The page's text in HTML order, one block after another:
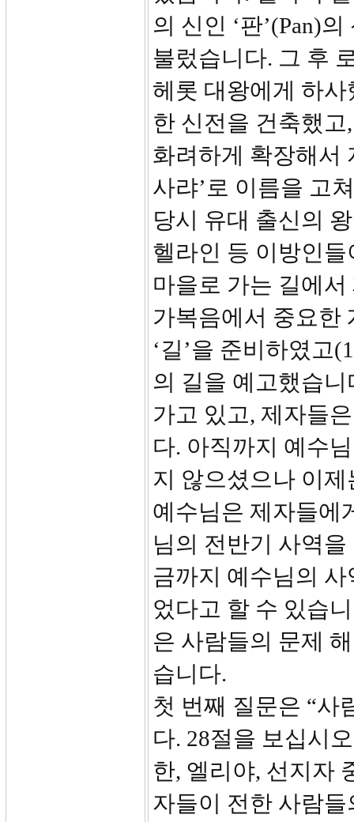
의 신인 ‘판’(Pan)
불렀습니다. 그 후
헤롯 대왕에게 하
한 신전을 건축했
화려하게 확장해서
사랴’로 이름을 고
당시 유대 출신의
헬라인 등 이방인
마을로 가는 길에서
가복음에서 중요한
‘길’을 준비하였고
의 길을 예고했습
가고 있고, 제자들
다. 아직까지 예수
지 않으셨으나 이
예수님은 제자들에
님의 전반기 사역
금까지 예수님의
었다고 할 수 있습
은 사람들의 문제
습니다.
첫 번째 질문은 “사
다. 28절을 보십시
한, 엘리야, 선지자
자들이 전한 사람